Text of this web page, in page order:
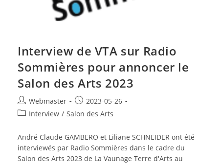
Interview de VTA sur Radio
Sommières pour annoncer le
Salon des Arts 2023
Auteur/autrice
de
Webmaster
Publication
publiée :
2023-05-26
PostInterview / Salon des Arts
André Claude GAMBERO et Liliane SCHNEIDER ont été
interviewés par Radio Sommières dans le cadre du
Salon des Arts 2023 de La Vaunage Terre d'Arts au